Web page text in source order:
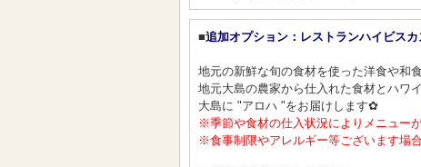
■追加オプション：レストランハイビス
地元の新鮮な旬の食材を使った洋食や和食
地元大島の農家から仕入れた食材とハワ
大島に "アロハ "をお届けします✿
※季節や食材の仕入状況によりメニュー
※食事制限やアレルギー等ございます場